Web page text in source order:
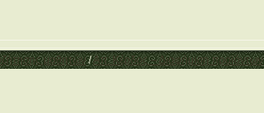
μαθητών/Απ: Κέρδος – Διαφήμιση προϊόντων